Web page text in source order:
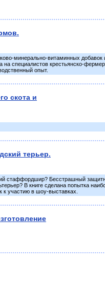
минерально-витаминных
на специалистов крестьянско-
опыт.
скота и
терьер.
стаффордшир? Бесстрашный
В книге сделана попытка
к участию в шоу-выставках.